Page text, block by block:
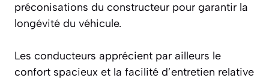
préconisations du constructeur pour garantir la
longévité du véhicule.
Les conducteurs apprécient par ailleurs le
confort spacieux et la facilité d’entretien relative